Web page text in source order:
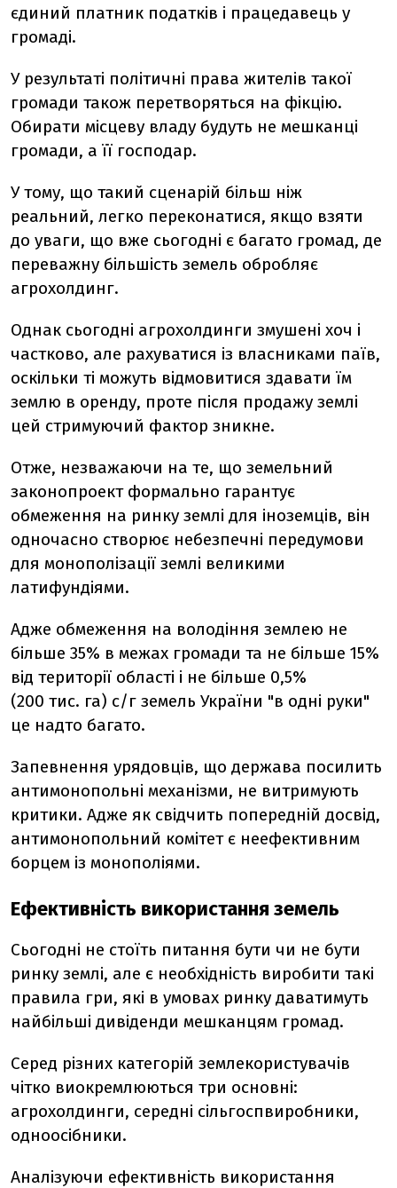
єдиний платник податків і працедавець у
громаді.
У результаті політичні права жителів такої
громади також перетворяться на фікцію.
Обирати місцеву владу будуть не мешканці
громади, а її господар.
У тому, що такий сценарій більш ніж
реальний, легко переконатися, якщо взяти
до уваги, що вже сьогодні є багато громад, де
переважну більшість земель обробляє
агрохолдинг.
Однак сьогодні агрохолдинги змушені хоч і
частково, але рахуватися із власниками паїв,
оскільки ті можуть відмовитися здавати їм
землю в оренду, проте після продажу землі
цей стримуючий фактор зникне.
Отже, незважаючи на те, що земельний
законопроект формально гарантує
обмеження на ринку землі для іноземців, він
одночасно створює небезпечні передумови
для монополізації землі великими
латифундіями.
Адже обмеження на володіння землею не
більше 35% в межах громади та не більше 15%
від території області і не більше 0,5%
(200 тис. га) с/г земель України "в одні руки"
це надто багато.
Запевнення урядовців, що держава посилить
антимонопольні механізми, не витримують
критики. Адже як свідчить попередній досвід,
антимонопольний комітет є неефективним
борцем із монополіями.
Ефективність використання земель
Сьогодні не стоїть питання бути чи не бути
ринку землі, але є необхідність виробити такі
правила гри, які в умовах ринку даватимуть
найбільші дивіденди мешканцям громад.
Серед різних категорій землекористувачів
чітко виокремлюються три основні:
агрохолдинги, середні сільгоспвиробники,
одноосібники.
Аналізуючи ефективність використання